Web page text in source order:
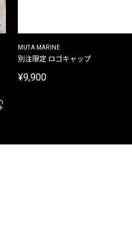
MUTA MARINE
別注限定 ロゴキャップ
¥9,900